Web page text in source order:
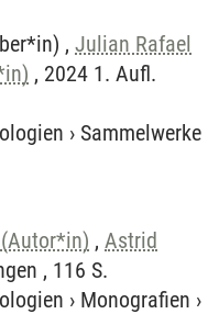
, Julian Rafael
, 2024 1. Aufl.
› Sammelwerke
, Astrid
, 116 S.
› Monografien ›